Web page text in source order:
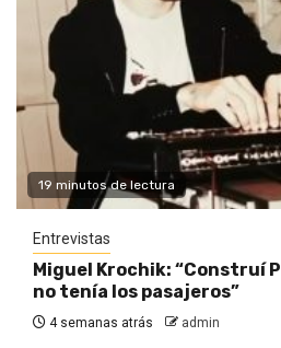
19 minutos de lectura
Entrevistas
Miguel Krochik: “Construí
no tenía los pasajeros”
4 semanas atrás admin